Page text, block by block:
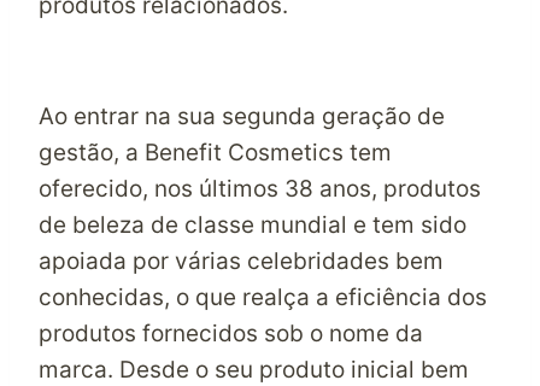
Ao entrar na sua segunda geração de
gestão, a Benefit Cosmetics tem
oferecido, nos últimos 38 anos, produtos
de beleza de classe mundial e tem sido
apoiada por várias celebridades bem
conhecidas, o que realça a eficiência dos
produtos fornecidos sob o nome da
marca. Desde o seu produto inicial bem